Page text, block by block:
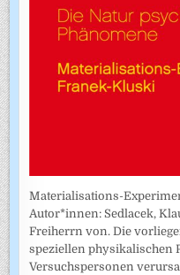
Materialisations-
Autor*innen: Sedlacek,
Freiherrn von. Die
speziellen physikalischen
Versuchspersonen